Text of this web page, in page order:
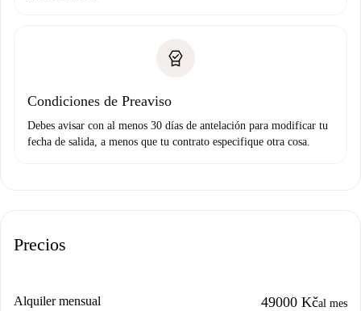
Condiciones de Preaviso
Debes avisar con al menos 30 días de antelación para modificar tu
fecha de salida, a menos que tu contrato especifique otra cosa.
Precios
Alquiler mensual 49000 Kčal mes